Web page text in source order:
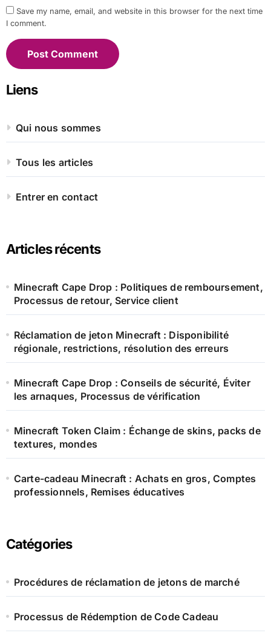
Save my name, email, and website in this browser for the next time
I comment.
Liens
Qui nous sommes
Tous les articles
Entrer en contact
Articles récents
Minecraft Cape Drop : Politiques de remboursement,
Processus de retour, Service client
Réclamation de jeton Minecraft : Disponibilité
régionale, restrictions, résolution des erreurs
Minecraft Cape Drop : Conseils de sécurité, Éviter
les arnaques, Processus de vérification
Minecraft Token Claim : Échange de skins, packs de
textures, mondes
Carte-cadeau Minecraft : Achats en gros, Comptes
professionnels, Remises éducatives
Catégories
Procédures de réclamation de jetons de marché
Processus de Rédemption de Code Cadeau